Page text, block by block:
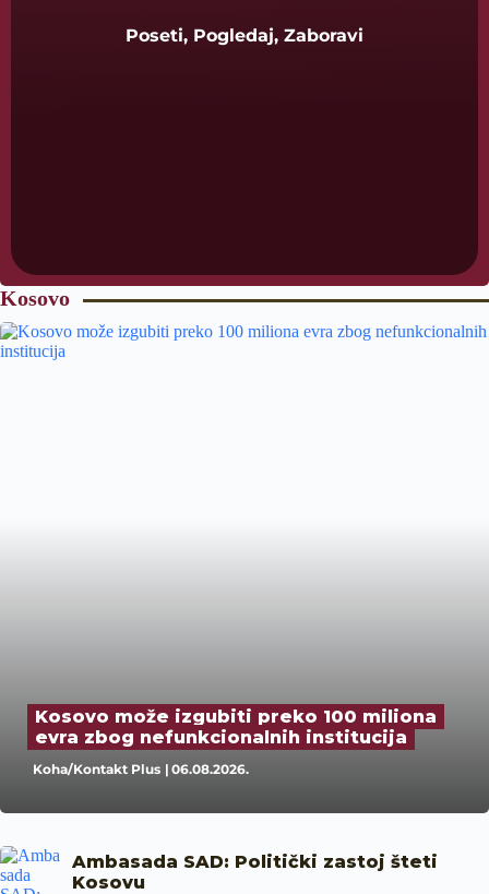
Poseti, Pogledaj, Zaboravi
Kosovo
Kosovo može izgubiti preko 100 miliona
evra zbog nefunkcionalnih institucija
Koha/Kontakt Plus 06.08.2026.
Ambasada SAD: Politički zastoj šteti
Kosovu